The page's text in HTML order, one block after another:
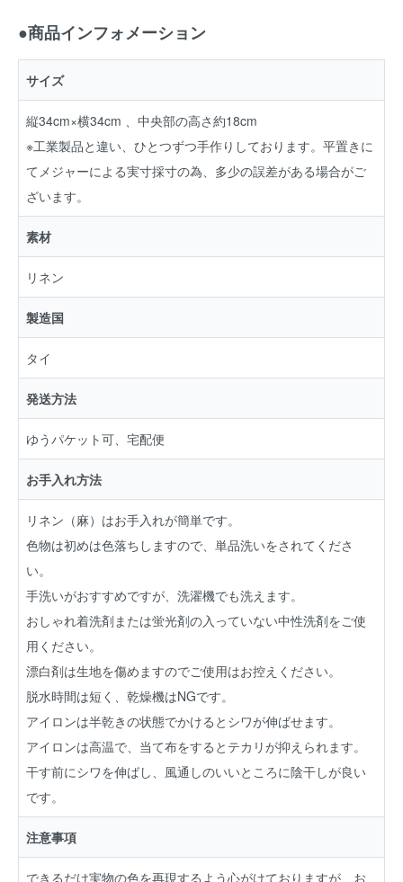
●商品インフォメーション
サイズ
縦34cm×横34cm 、中央部の高さ約18cm
※工業製品と違い、ひとつずつ手作りしております。平置きに
てメジャーによる実寸採寸の為、多少の誤差がある場合がご
ざいます。
素材
リネン
製造国
タイ
発送方法
ゆうパケット可、宅配便
お手入れ方法
リネン（麻）はお手入れが簡単です。
色物は初めは色落ちしますので、単品洗いをされてくださ
い。
手洗いがおすすめですが、洗濯機でも洗えます。
おしゃれ着洗剤または蛍光剤の入っていない中性洗剤をご使
用ください。
漂白剤は生地を傷めますのでご使用はお控えください。
脱水時間は短く、乾燥機はNGです。
アイロンは半乾きの状態でかけるとシワが伸ばせます。
アイロンは高温で、当て布をするとテカリが抑えられます。
干す前にシワを伸ばし、風通しのいいところに陰干しが良い
です。
注意事項
できるだけ実物の色を再現するよう心がけておりますが、お